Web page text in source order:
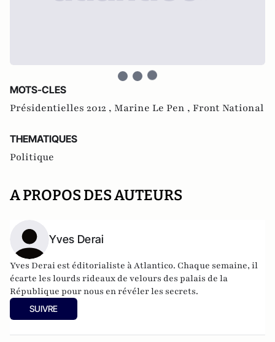
MOTS-CLES
Présidentielles 2012 , Marine Le Pen , Front National
THEMATIQUES
Politique
A PROPOS DES AUTEURS
Yves Derai
Yves Derai est éditorialiste à Atlantico. Chaque semaine, il
écarte les lourds rideaux de velours des palais de la
République pour nous en révéler les secrets.
SUIVRE